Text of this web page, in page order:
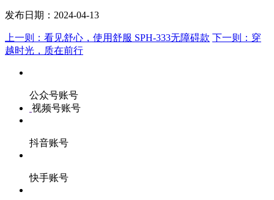
发布日期：2024-04-13
上一则：看见舒心，使用舒服 SPH-333无障碍款 下一则：穿
越时光，质在前行
公众号账号
视频号账号
抖音账号
快手账号